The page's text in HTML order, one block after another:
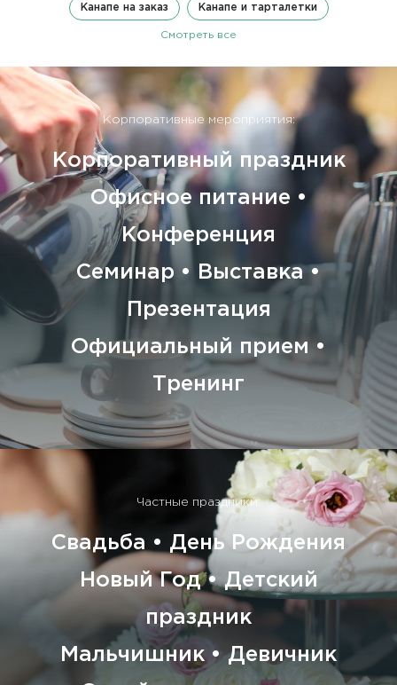
Канапе на заказ Канапе и тарталетки
Смотреть все
Корпоративные мероприятия:
Корпоративный праздник
Офисное питание •
Конференция
Семинар • Выставка •
Презентация
Официальный прием •
Тренинг
Частные праздники:
Свадьба • День Рождения
Новый Год • Детский
праздник
Мальчишник • Девичник